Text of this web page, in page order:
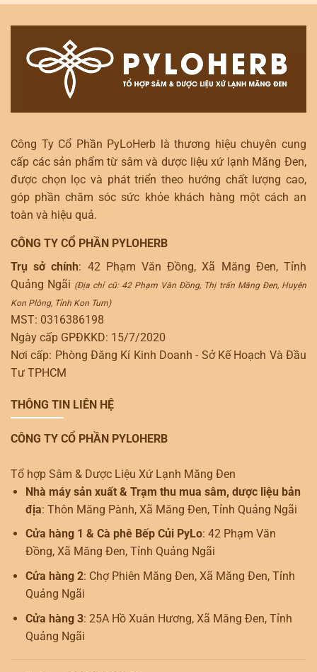
Công Ty Cổ Phần PyLoHerb là thương hiệu chuyên cung
cấp các sản phẩm từ sâm và dược liệu xứ lạnh Măng Đen,
được chọn lọc và phát triển theo hướng chất lượng cao,
góp phần chăm sóc sức khỏe khách hàng một cách an
toàn và hiệu quả.
CÔNG TY CỔ PHẦN PYLOHERB
Trụ sở chính: 42 Phạm Văn Đồng, Xã Măng Đen, Tỉnh
Quảng Ngãi (Địa chỉ cũ: 42 Phạm Văn Đồng, Thị trấn Măng Đen, Huyện
Kon Plông, Tỉnh Kon Tum)
MST: 0316386198
Ngày cấp GPĐKKD: 15/7/2020
Nơi cấp: Phòng Đăng Kí Kinh Doanh - Sở Kế Hoạch Và Đầu
Tư TPHCM
THÔNG TIN LIÊN HỆ
CÔNG TY CỔ PHẦN PYLOHERB
Tổ hợp Sâm & Dược Liệu Xứ Lạnh Măng Đen
Nhà máy sản xuất & Trạm thu mua sâm, dược liệu bản
địa: Thôn Măng Pành, Xã Măng Đen, Tỉnh Quảng Ngãi
Cửa hàng 1 & Cà phê Bếp Củi PyLo: 42 Phạm Văn
Đồng, Xã Măng Đen, Tỉnh Quảng Ngãi
Cửa hàng 2: Chợ Phiên Măng Đen, Xã Măng Đen, Tỉnh
Quảng Ngãi
Cửa hàng 3: 25A Hồ Xuân Hương, Xã Măng Đen, Tỉnh
Quảng Ngãi